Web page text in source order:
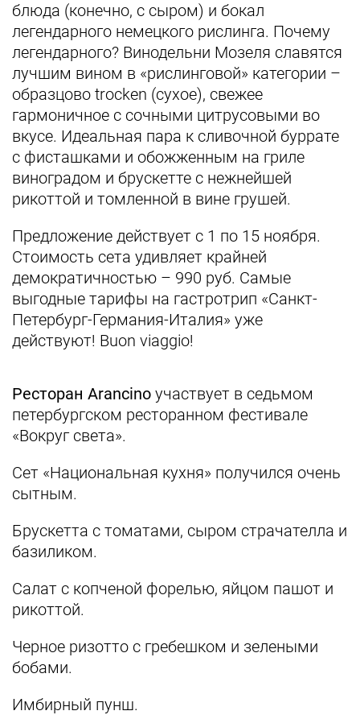
блюда (конечно, с сыром) и бокал
легендарного немецкого рислинга. Почему
легендарного? Винодельни Мозеля славятся
лучшим вином в «рислинговой» категории –
образцово trocken (сухое), свежее
гармоничное с сочными цитрусовыми во
вкусе. Идеальная пара к сливочной буррате
с фисташками и обожженным на гриле
виноградом и брускетте с нежнейшей
рикоттой и томленной в вине грушей.
Предложение действует с 1 по 15 ноября.
Стоимость сета удивляет крайней
демократичностью – 990 руб. Самые
выгодные тарифы на гастротрип «Санкт-
Петербург-Германия-Италия» уже
действуют! Buon viaggio!
Ресторан Arancino участвует в седьмом
петербургском ресторанном фестивале
«Вокруг света».
Сет «Национальная кухня» получился очень
сытным.
Брускетта с томатами, сыром страчателла и
базиликом.
Салат с копченой форелью, яйцом пашот и
рикоттой.
Черное ризотто с гребешком и зелеными
бобами.
Имбирный пунш.